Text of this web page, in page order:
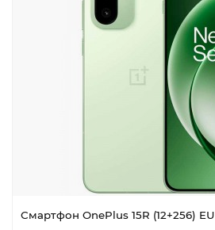
Смартфон OnePlus 15R (12+256) EU